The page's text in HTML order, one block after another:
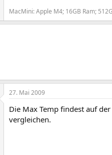
MacMini: Apple M4; 16GB Ram;
27. Mai 2009
Die Max Temp findest auf
vergleichen.